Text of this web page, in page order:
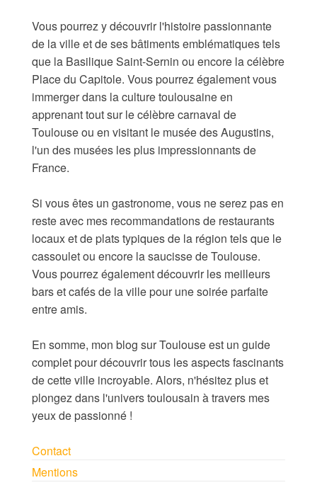
Vous pourrez y découvrir l'histoire passionnante
de la ville et de ses bâtiments emblématiques tels
que la Basilique Saint-Sernin ou encore la célèbre
Place du Capitole. Vous pourrez également vous
immerger dans la culture toulousaine en
apprenant tout sur le célèbre carnaval de
Toulouse ou en visitant le musée des Augustins,
l'un des musées les plus impressionnants de
France.
Si vous êtes un gastronome, vous ne serez pas en
reste avec mes recommandations de restaurants
locaux et de plats typiques de la région tels que le
cassoulet ou encore la saucisse de Toulouse.
Vous pourrez également découvrir les meilleurs
bars et cafés de la ville pour une soirée parfaite
entre amis.
En somme, mon blog sur Toulouse est un guide
complet pour découvrir tous les aspects fascinants
de cette ville incroyable. Alors, n'hésitez plus et
plongez dans l'univers toulousain à travers mes
yeux de passionné !
Contact
Mentions